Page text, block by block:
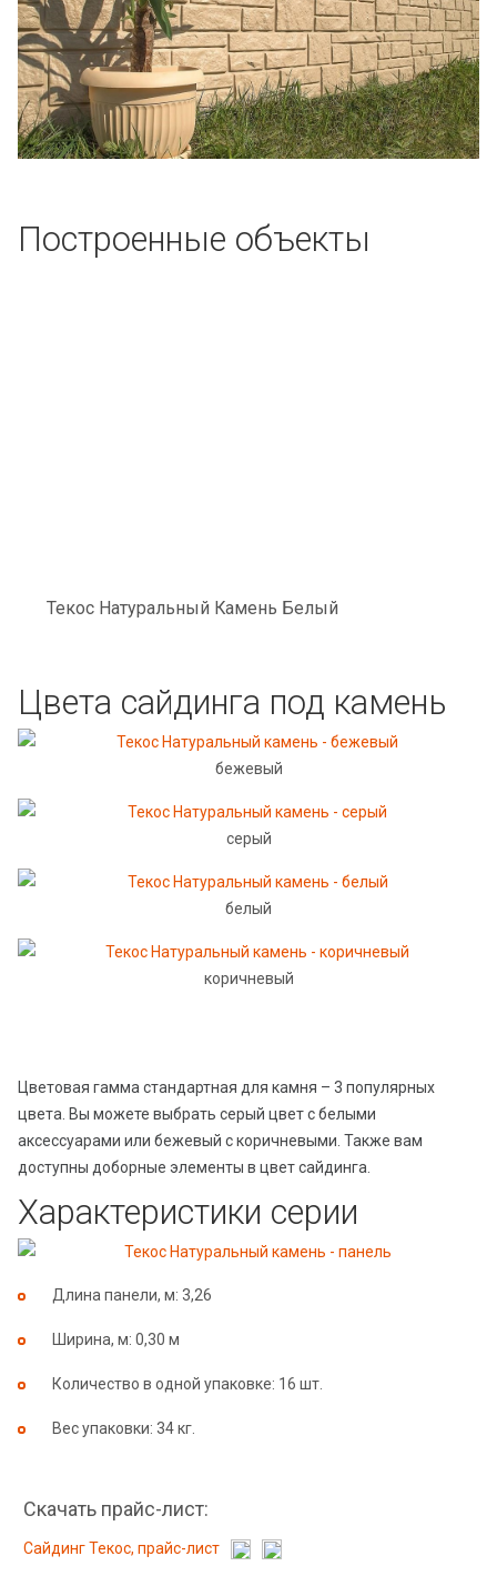
Построенные объекты
Текос Натуральный Камень Белый
Цвета сайдинга под камень
бежевый
серый
белый
коричневый
Цветовая гамма стандартная для камня – 3 популярных
цвета. Вы можете выбрать серый цвет с белыми
аксессуарами или бежевый с коричневыми. Также вам
доступны доборные элементы в цвет сайдинга.
Характеристики серии
Длина панели, м: 3,26
Ширина, м: 0,30 м
Количество в одной упаковке: 16 шт.
Вес упаковки: 34 кг.
Скачать прайс-лист:
Сайдинг Текос, прайс-лист